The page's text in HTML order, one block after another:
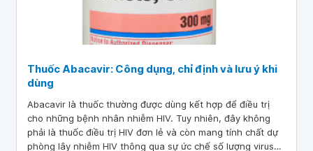
Thuốc Abacavir: Công dụng, chỉ định và lưu ý khi
dùng
Abacavir là thuốc thường được dùng kết hợp để điều trị
cho những bệnh nhân nhiễm HIV. Tuy nhiên, đây không
phải là thuốc điều trị HIV đơn lẻ và còn mang tính chất dự
phòng lây nhiễm HIV thông qua sự ức chế số lượng virus